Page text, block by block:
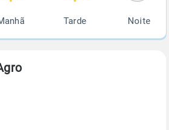
Tarde Noite